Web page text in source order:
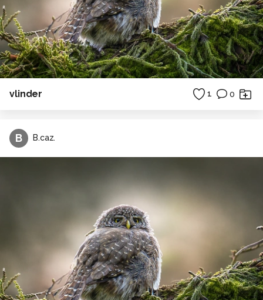
vlinder 1 0
B B.caz.